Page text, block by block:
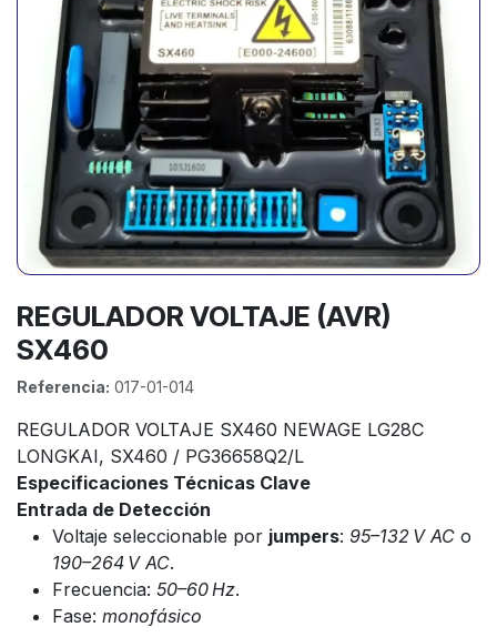
REGULADOR VOLTAJE (AVR)
SX460
Referencia: 017-01-014
REGULADOR VOLTAJE SX460 NEWAGE LG28C
LONGKAI, SX460 / PG36658Q2/L
Especificaciones Técnicas Clave
Entrada de Detección
Voltaje seleccionable por jumpers: 95–132 V AC o
190–264 V AC.
Frecuencia: 50–60 Hz.
Fase: monofásico